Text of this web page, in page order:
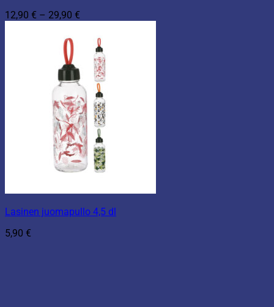
12,90 € – 29,90 €
29,90 €
Lasinen juomapullo 4,5 dl
5,90 €